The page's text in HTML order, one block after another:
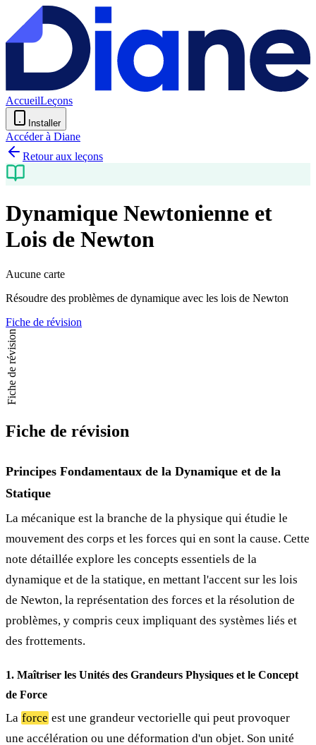
AccueilLeçons
Installer
Accéder à Diane
Retour aux leçons
Dynamique Newtonienne et
Lois de Newton
Aucune carte
Résoudre des problèmes de dynamique avec les lois de Newton
Fiche de révision
Fiche de révision
Fiche de révision
Principes Fondamentaux de la Dynamique et de la
Statique
La mécanique est la branche de la physique qui étudie le
mouvement des corps et les forces qui en sont la cause. Cette
note détaillée explore les concepts essentiels de la
dynamique et de la statique, en mettant l'accent sur les lois
de Newton, la représentation des forces et la résolution de
problèmes, y compris ceux impliquant des systèmes liés et
des frottements.
1. Maîtriser les Unités des Grandeurs Physiques et le Concept
de Force
La force est une grandeur vectorielle qui peut provoquer
une accélération ou une déformation d'un objet. Son unité